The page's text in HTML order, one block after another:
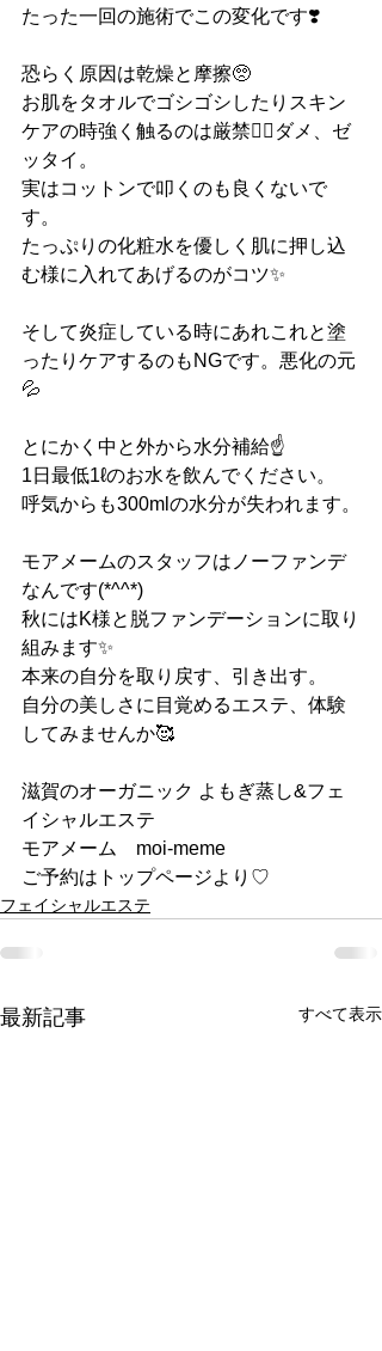
たった一回の施術でこの変化です❣️
恐らく原因は乾燥と摩擦🥺
お肌をタオルでゴシゴシしたりスキン
ケアの時強く触るのは厳禁🙅‍♀️ダメ、ゼ
ッタイ。
実はコットンで叩くのも良くないで
す。
たっぷりの化粧水を優しく肌に押し込
む様に入れてあげるのがコツ✨
そして炎症している時にあれこれと塗
ったりケアするのもNGです。悪化の元
💦
とにかく中と外から水分補給☝️
1日最低1ℓのお水を飲んでください。
呼気からも300mlの水分が失われます。
モアメームのスタッフはノーファンデ
なんです(*^^*)
秋にはK様と脱ファンデーションに取り
組みます✨
本来の自分を取り戻す、引き出す。
自分の美しさに目覚めるエステ、体験
してみませんか🥰
滋賀のオーガニック よもぎ蒸し&フェ
イシャルエステ
モアメーム　moi-meme
ご予約はトップページより♡
フェイシャルエステ
最新記事 すべて表示